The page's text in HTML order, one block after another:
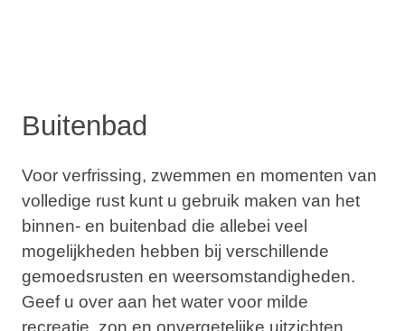
Buitenbad
Voor verfrissing, zwemmen en momenten van
volledige rust kunt u gebruik maken van het
binnen- en buitenbad die allebei veel
mogelijkheden hebben bij verschillende
gemoedsrusten en weersomstandigheden.
Geef u over aan het water voor milde
recreatie, zon en onvergetelijke uitzichten.